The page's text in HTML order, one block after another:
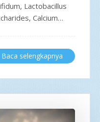
Lactobacillus
Calcium…
Baca selengkapnya